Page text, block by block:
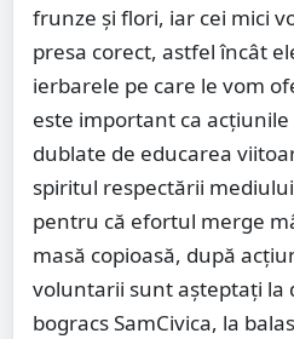
frunze și flori, iar cei mici
presa corect, astfel încât
ierbarele pe care le vom
este important ca acțiunile
dublate de educarea
spiritul respectării
pentru că efortul merge
masă copioasă, după
voluntarii sunt așteptați la
bogracs SamCivica, la